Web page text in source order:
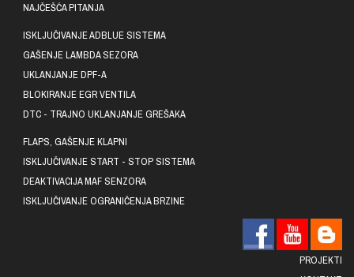
NAJČEŠĆA PITANJA
ISKLJUČIVANJE ADBLUE SISTEMA
GAŠENJE LAMBDA SEZORA
UKLANJANJE DPF-A
BLOKIRANJE EGR VENTILA
DTC - TRAJNO UKLANJANJE GREŠAKA
FLAPS, GAŠENJE KLAPNI
ISKLJUČIVANJE START - STOP SISTEMA
DEAKTIVACIJA MAF SENZORA
ISKLJUČIVANJE OGRANIČENJA BRZINE
PROJEKTI